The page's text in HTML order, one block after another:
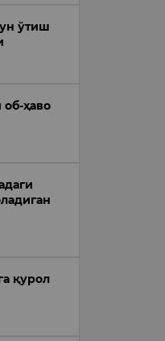
ўтиш
ҳаво
қурол